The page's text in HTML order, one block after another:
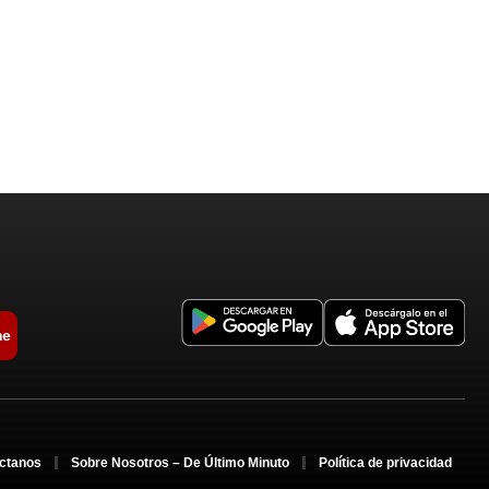
Sobre Nosotros – De Último Minuto Política de privacidad